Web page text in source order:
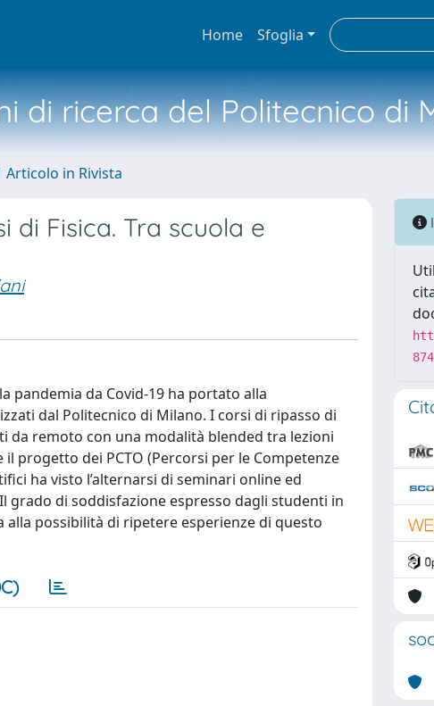
Home Sfoglia
di ricerca del Politecnico di
Articolo in Rivista
Fisica. Tra scuola e
pandemia da Covid-19 ha portato alla
dal Politecnico di Milano. I corsi di ripasso di
da remoto con una modalità blended tra lezioni
dei PCTO (Percorsi per le Competenze
ha visto l’alternarsi di seminari online ed
di soddisfazione espresso dagli studenti in
possibilità di ripetere esperienze di questo
874